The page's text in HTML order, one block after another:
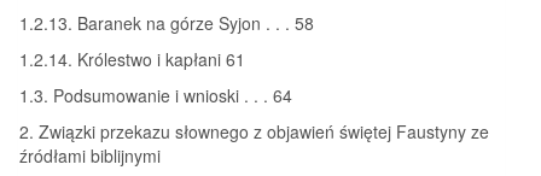
1.2.13. Baranek na górze Syjon . . . 58
1.2.14. Królestwo i kapłani 61
1.3. Podsumowanie i wnioski . . . 64
2. Związki przekazu słownego z objawień świętej Faustyny ze
źródłami biblijnymi